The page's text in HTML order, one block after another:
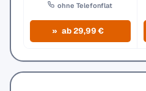
ohne Telefonflat
ab 29,99 €